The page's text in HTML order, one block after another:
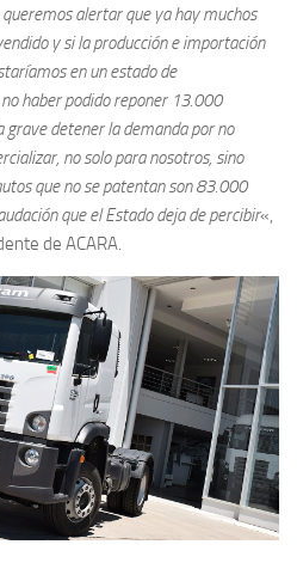
alertar que ya hay muchos
y si la producción e importación
en un estado de
haber podido reponer 13.000
grave detener la demanda por no
no solo para nosotros, sino
que no se patentan son 83.000
que el Estado deja de percibir«,
de ACARA.